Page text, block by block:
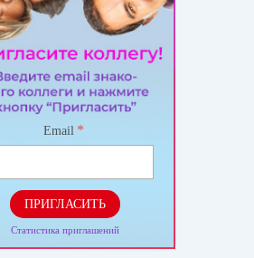
Email *
ПРИГЛАСИТЬ
Статистика приглашений